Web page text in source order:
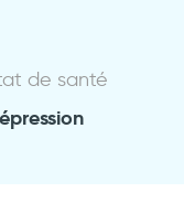
de santé